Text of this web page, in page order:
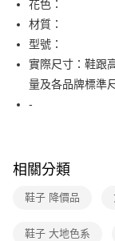
２．便利：只要手機
３．安心：先確認商
【「AFTEE先享後付
１．於結帳方式選擇
結帳頁面，進行簡訊
後付繳納相關費用。
是否繳費成功／繳費
全家取貨付款
免運費
免運費
7-11取貨付款
免運費
免運費
花色：
材質：
型號：
實際尺寸：鞋跟
量及各品牌標準
-
相關分類
鞋子 降價品
鞋子 大地色系